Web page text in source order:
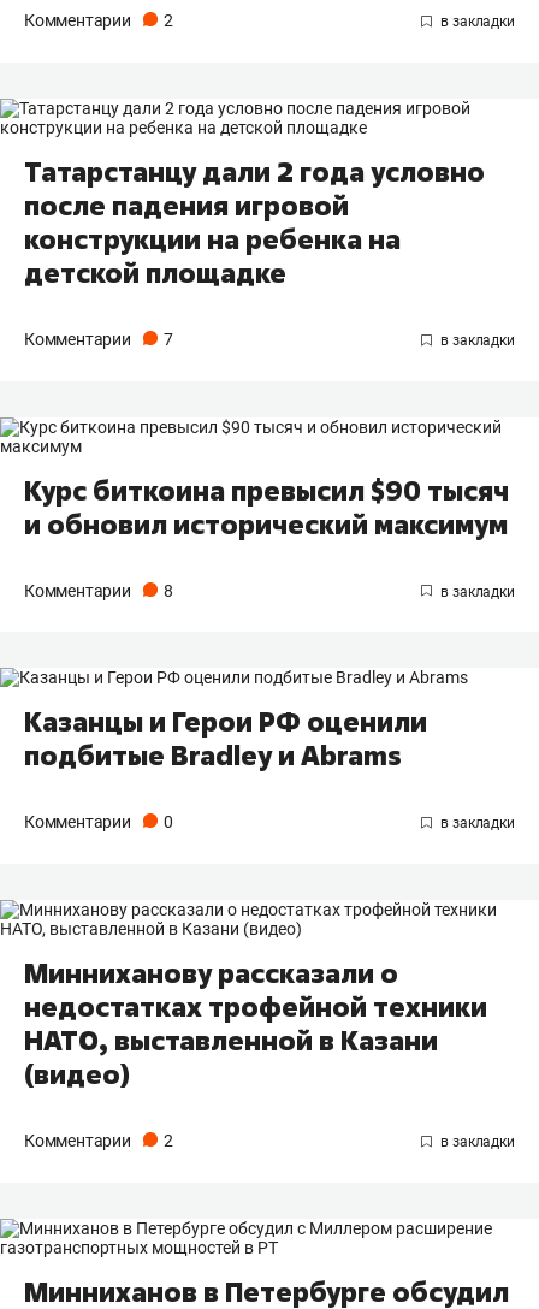
Комментарии 2
Татарстанцу дали 2 года условно
после падения игровой
конструкции на ребенка на
детской площадке
Комментарии 7
Курс биткоина превысил $90 тысяч
и обновил исторический максимум
Комментарии 8
Казанцы и Герои РФ оценили
подбитые Bradley и Abrams
Комментарии 0
Минниханову рассказали о
недостатках трофейной техники
НАТО, выставленной в Казани
(видео)
Комментарии 2
Минниханов в Петербурге обсудил